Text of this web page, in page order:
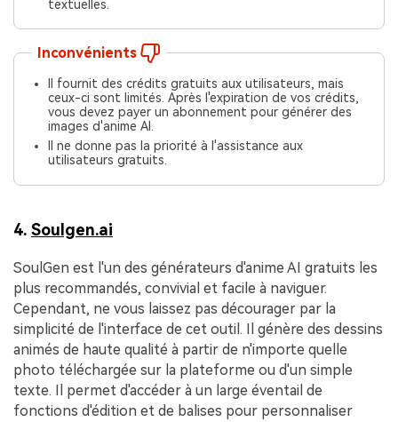
textuelles.
Inconvénients
Il fournit des crédits gratuits aux utilisateurs, mais
ceux-ci sont limités. Après l'expiration de vos crédits,
vous devez payer un abonnement pour générer des
images d'anime AI.
Il ne donne pas la priorité à l'assistance aux
utilisateurs gratuits.
4. Soulgen.ai
SoulGen est l'un des générateurs d'anime AI gratuits les
plus recommandés, convivial et facile à naviguer.
Cependant, ne vous laissez pas décourager par la
simplicité de l'interface de cet outil. Il génère des dessins
animés de haute qualité à partir de n'importe quelle
photo téléchargée sur la plateforme ou d'un simple
texte. Il permet d'accéder à un large éventail de
fonctions d'édition et de balises pour personnaliser